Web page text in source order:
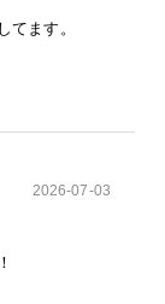
てます。
2026-07-03